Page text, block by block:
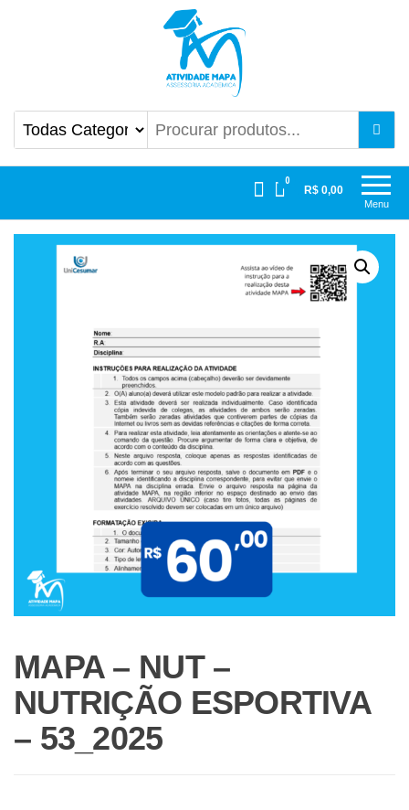
Atividade Mapa Mapa UniCesumar
Menu
0
R$ 0,00
MAPA – NUT –
NUTRIÇÃO ESPORTIVA
– 53_2025